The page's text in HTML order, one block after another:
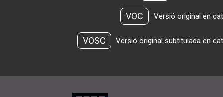
VOC Versió original en
VOSC Versió original subtitulada en